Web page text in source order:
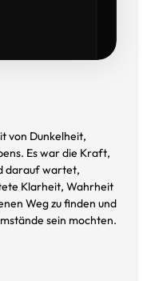
von
Es war die
darauf
Klarheit,
Weg zu finden
sein mochten.